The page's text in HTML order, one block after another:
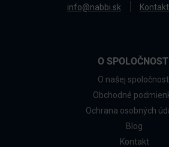
info@nabbi.sk
O
O našej
Obchodné
Ochrana osobných
Blog
Kontakt